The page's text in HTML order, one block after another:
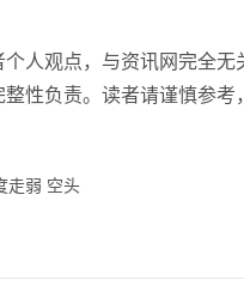
个人观点，与资讯网完全
性负责。读者请谨慎参
走弱 空头